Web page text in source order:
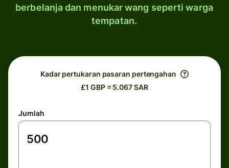
berbelanja dan menukar wang seperti warga
tempatan.
Kadar pertukaran pasaran pertengahan
£1 GBP = 5.067 SAR
Jumlah